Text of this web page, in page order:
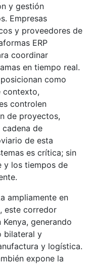
y gestión
Empresas
y proveedores de
ERP
coordinar
en tiempo real.
como
contexto,
controlen
de proyectos,
de
de esta
es crítica; sin
y los tiempos de
ampliamente en
este corredor
generando
bilateral y
y logística.
expone la